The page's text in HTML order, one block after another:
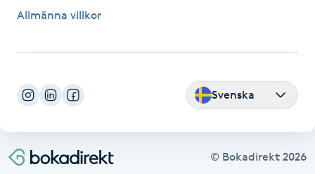
Keratinbehandling
Allmänna villkor
Svenska
© Bokadirekt 2026